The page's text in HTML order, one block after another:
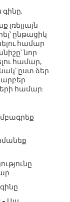
լռելյայն
ընթացիկ
համար
նոր
համար,
ըստ ձեր
համար: